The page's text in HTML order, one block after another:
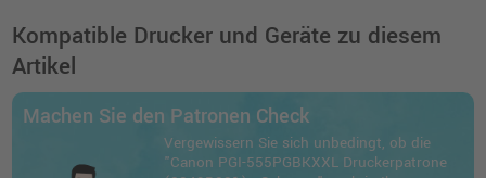
Kompatible Drucker und Geräte zu diesem
Artikel
Machen Sie den Patronen Check
Vergewissern Sie sich unbedingt, ob die
"Canon PGI-555PGBKXXL Druckerpatrone